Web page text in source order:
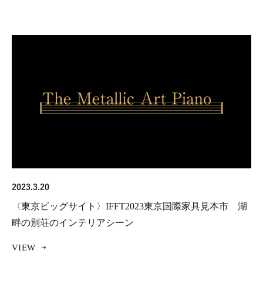
2023.3.20
〈東京ビッグサイト〉IFFT2023東京国際家具見本市 湖
畔の別荘のインテリアシーン
VIEW